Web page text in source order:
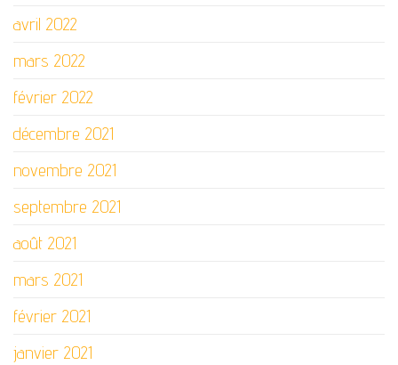
avril 2022
mars 2022
février 2022
décembre 2021
novembre 2021
septembre 2021
août 2021
mars 2021
février 2021
janvier 2021